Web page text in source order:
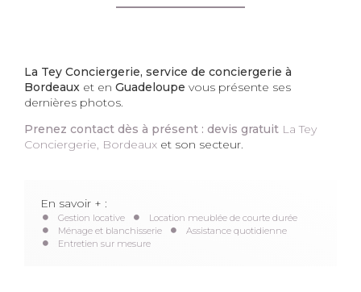
La Tey Conciergerie, service de conciergerie à
Bordeaux et en Guadeloupe vous présente ses
dernières photos.
Prenez contact dès à présent : devis gratuit La Tey
Conciergerie, Bordeaux et son secteur.
En savoir + :
Gestion locative
Location meublée de courte durée
Ménage et blanchisserie
Assistance quotidienne
Entretien sur mesure